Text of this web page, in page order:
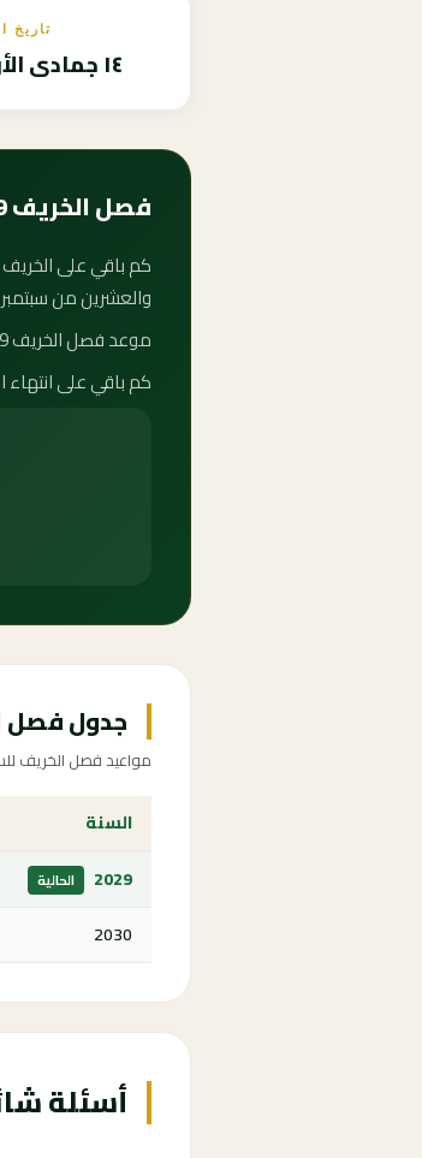
تاريخ
١٤ جمادى الأولى ١٤٥١ هـ
فصل الخريف 2029 — متى يبدأ وكم باقي عليه؟
والعشرين من
موعد فصل الخريف 2029 هو ١٤ جمادى الأولى ١٤٥١ هـ. متى يبدأ الخريف 2029؟ يبدأ الخريف في الاعتدال الخريفي ويمتد حتى مطلع فصل الشتاء.
كم باقي على انتهاء الخريف؟ يمتد فصل الخريف
جدول فصل
مواعيد فصل الخريف
السنة
2029
الحالية
2030
أسئلة